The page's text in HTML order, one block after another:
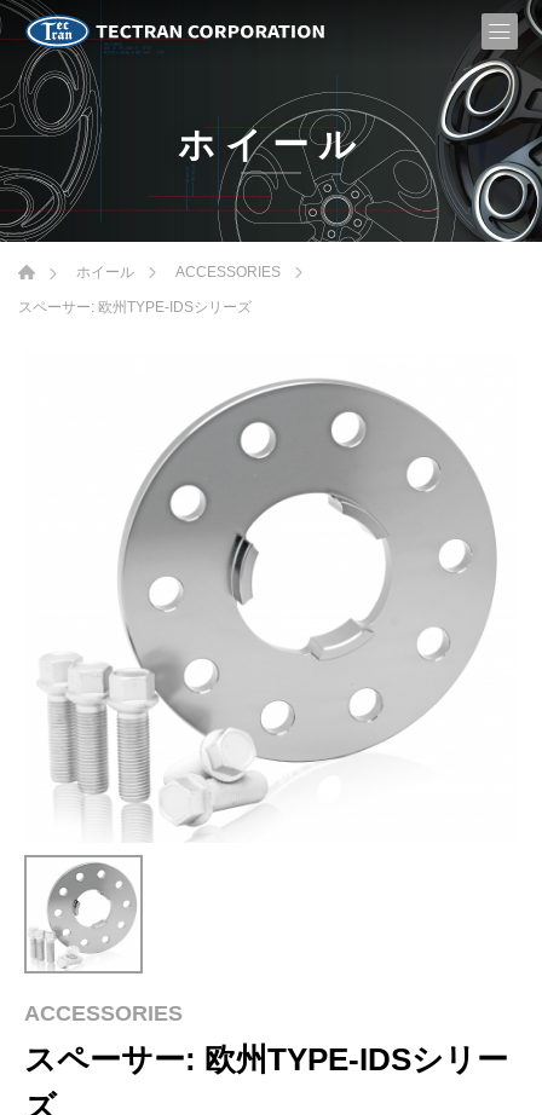
ホイール
ホイール ACCESSORIES
スペーサー: 欧州TYPE-IDSシリーズ
ACCESSORIES
スペーサー: 欧州TYPE-IDSシリー
ズ